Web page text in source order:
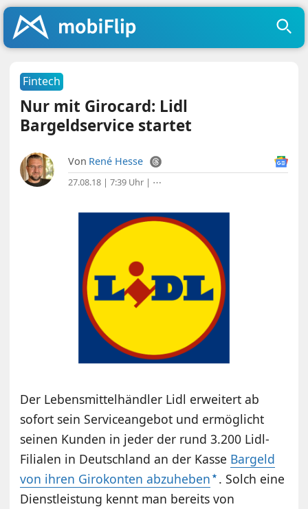
Fintech
Nur mit Girocard: Lidl
Bargeldservice startet
Von René Hesse
27.08.18 | 7:39 Uhr | ⋯
Der Lebensmittelhändler Lidl erweitert ab
sofort sein Serviceangebot und ermöglicht
seinen Kunden in jeder der rund 3.200 Lidl-
Filialen in Deutschland an der Kasse Bargeld
von ihren Girokonten abzuheben . Solch eine
Dienstleistung kennt man bereits von